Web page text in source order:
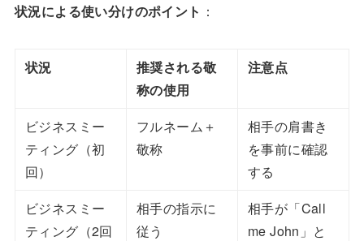
状況による使い分けのポイント ：
状況
推奨される敬
称の使用
注意点
ビジネスミー
ティング（初
回）
フルネーム＋
敬称
相手の肩書き
を事前に確認
する
ビジネスミー
ティング（2回
相手の指示に
従う
相手が「Call
me John」と